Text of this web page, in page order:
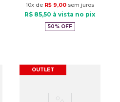
10x de R$ 9,00sem juros
R$ 85,50 à vista no pix
50%OFF
OUTLET